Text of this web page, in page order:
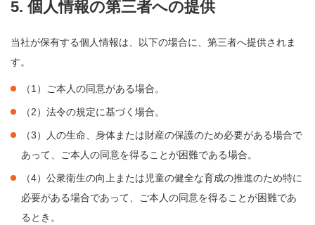
5. 個人情報の第三者への提供
当社が保有する個人情報は、以下の場合に、第三者へ提供されま
す。
（1）ご本人の同意がある場合。
（2）法令の規定に基づく場合。
（3）人の生命、身体または財産の保護のため必要がある場合で
あって、ご本人の同意を得ることが困難である場合。
（4）公衆衛生の向上または児童の健全な育成の推進のため特に
必要がある場合であって、ご本人の同意を得ることが困難であ
るとき。